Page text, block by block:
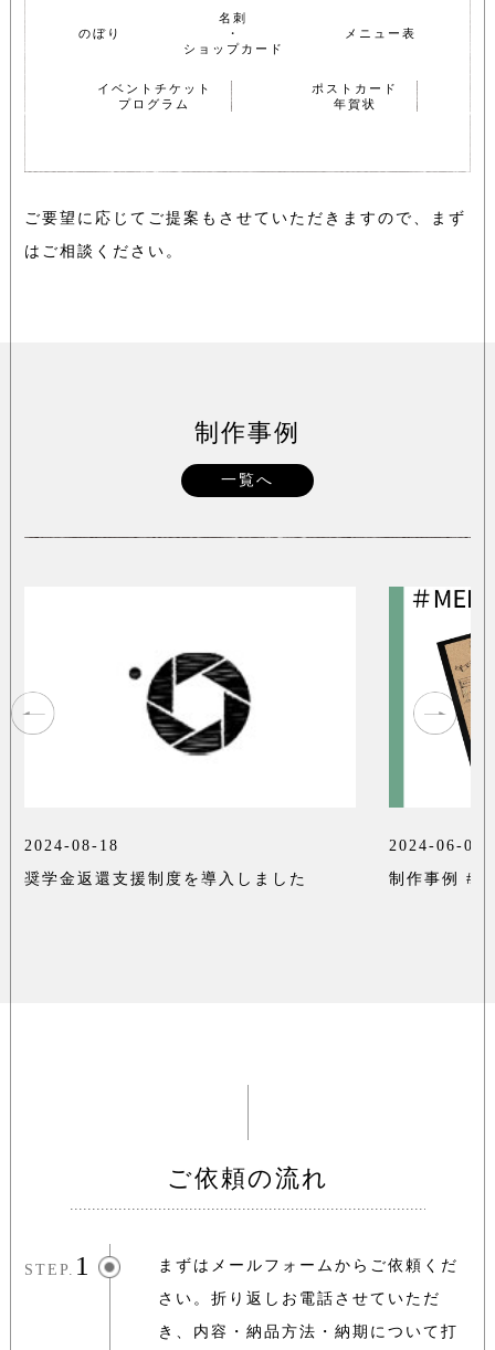
のぼり
名刺
・
ショップカード
メニュー表
イベントチケット
プログラム
ポストカード
年賀状
ご要望に応じてご提案もさせていただきますので、まず
はご相談ください。
制作事例
一覧へ
2024-08-18
奨学金返還支援制度を導入しました
2024-06-03
制作事例
ご依頼の流れ
STEP. 1
まずはメールフォームからご依頼くだ
さい。折り返しお電話させていただ
き、内容・納品方法・納期について打